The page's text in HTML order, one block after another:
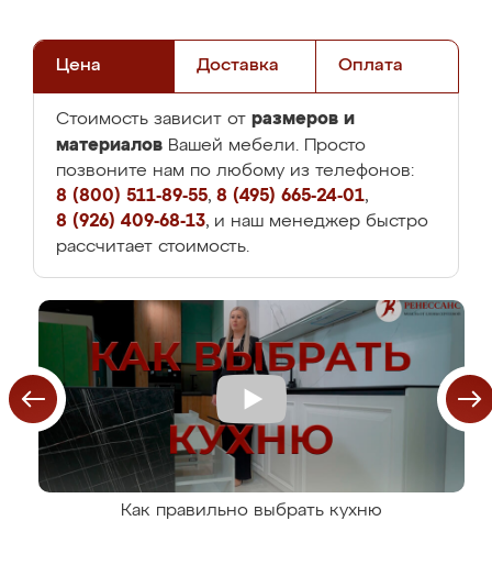
Цена Доставка Оплата
Стоимость зависит от размеров и
материалов Вашей мебели. Просто
позвоните нам по любому из телефонов:
8 (800) 511-89-55, 8 (495) 665-24-01,
8 (926) 409-68-13, и наш менеджер быстро
рассчитает стоимость.
Как правильно выбрать кухню